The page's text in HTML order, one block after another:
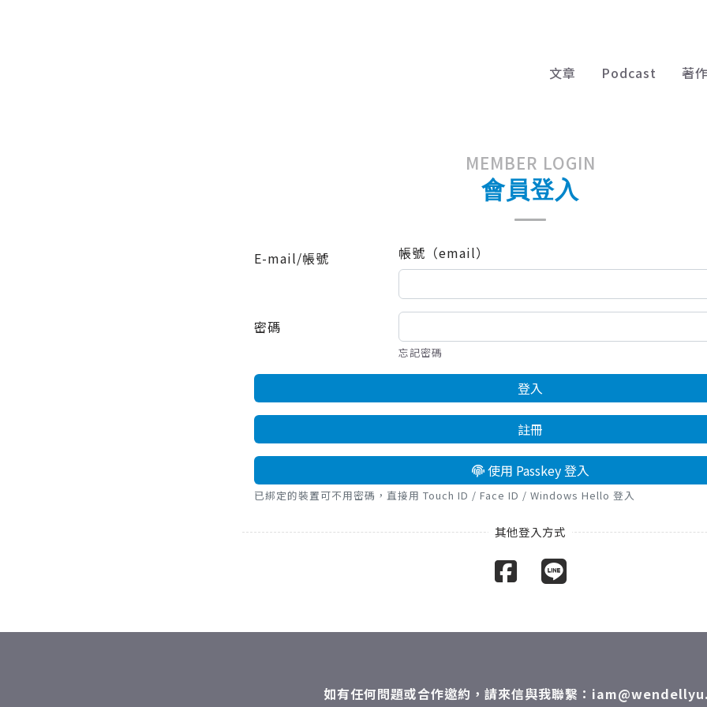
文章 Podcast 著
MEMBER LOGIN
會員登入
E-mail/帳號 帳號（email）
密碼
忘記密碼
登入
註冊
使用 Passkey 登入
已綁定的裝置可不用密碼，直接用 Touch ID / Face ID / Windows Hello 登入
如有任何問題或合作邀約，請來信與我聯繫：